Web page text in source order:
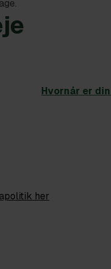
Hvornår er
her